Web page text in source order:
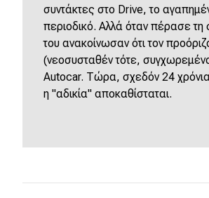
συντάκτες στο Drive, το
περιοδικό. Αλλά όταν πέρασε τη
του ανακοίνωσαν ότι τον
(νεοσυσταθέν τότε,
Autocar. Τώρα, σχεδόν 24
η "αδικία" αποκαθίσταται.